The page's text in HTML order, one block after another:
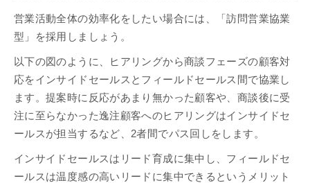
営業活動全体の効率化をしたい場合には、「訪問営業協業
型」を採用しましょう。
以下の図のように、ヒアリングから商談フェーズの顧客対
応をインサイドセールスとフィールドセールス間で協業し
ます。提案時に反応があまり無かった顧客や、商談後に受
注に至らなかった逸注顧客へのヒアリングはインサイドセ
ールスが担当するなど、2者間でパス回しをします。
インサイドセールスはリード育成に集中し、フィールドセ
ールスは温度感の高いリードに集中できるというメリット